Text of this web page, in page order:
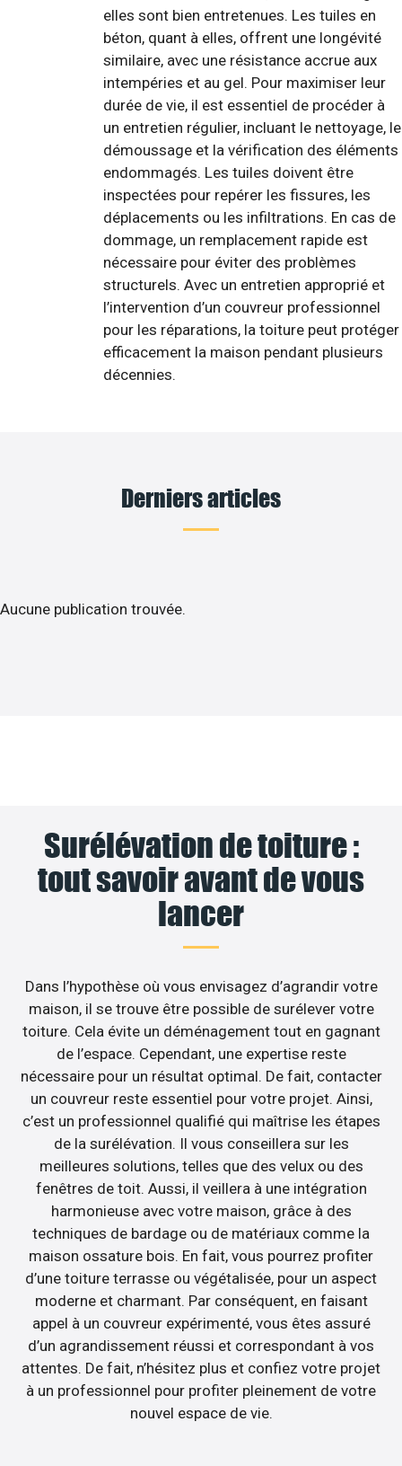
elles sont bien entretenues. Les tuiles en
béton, quant à elles, offrent une longévité
similaire, avec une résistance accrue aux
intempéries et au gel. Pour maximiser leur
durée de vie, il est essentiel de procéder à
un entretien régulier, incluant le nettoyage, le
démoussage et la vérification des éléments
endommagés. Les tuiles doivent être
inspectées pour repérer les fissures, les
déplacements ou les infiltrations. En cas de
dommage, un remplacement rapide est
nécessaire pour éviter des problèmes
structurels. Avec un entretien approprié et
l’intervention d’un couvreur professionnel
pour les réparations, la toiture peut protéger
efficacement la maison pendant plusieurs
décennies.
Derniers articles
Aucune publication trouvée.
Surélévation de toiture :
tout savoir avant de vous
lancer
Dans l’hypothèse où vous envisagez d’agrandir votre
maison, il se trouve être possible de surélever votre
toiture. Cela évite un déménagement tout en gagnant
de l’espace. Cependant, une expertise reste
nécessaire pour un résultat optimal. De fait, contacter
un couvreur reste essentiel pour votre projet. Ainsi,
c’est un professionnel qualifié qui maîtrise les étapes
de la surélévation. Il vous conseillera sur les
meilleures solutions, telles que des velux ou des
fenêtres de toit. Aussi, il veillera à une intégration
harmonieuse avec votre maison, grâce à des
techniques de bardage ou de matériaux comme la
maison ossature bois. En fait, vous pourrez profiter
d’une toiture terrasse ou végétalisée, pour un aspect
moderne et charmant. Par conséquent, en faisant
appel à un couvreur expérimenté, vous êtes assuré
d’un agrandissement réussi et correspondant à vos
attentes. De fait, n’hésitez plus et confiez votre projet
à un professionnel pour profiter pleinement de votre
nouvel espace de vie.